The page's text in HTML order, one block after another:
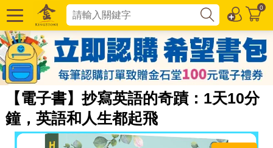
0
【電子書】抄寫英語的奇蹟：1天10分
鐘，英語和人生都起飛